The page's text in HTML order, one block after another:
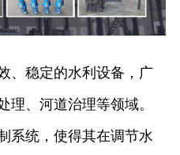
、稳定的水利设备，广
理、河道治理等领域。
系统，使得其在调节水